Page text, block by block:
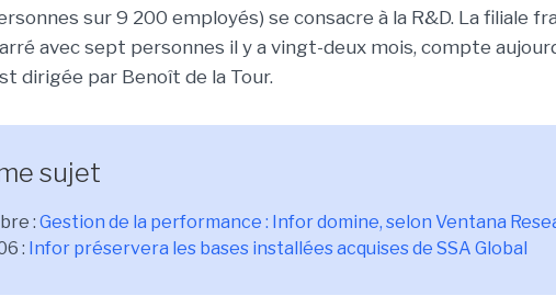
sur 9 200 employés) se consacre à la R&D. La filiale
avec sept personnes il y a vingt-deux mois, compte
dirigée par Benoît de la Tour.
sujet
: Gestion de la performance : Infor domine, selon Ventana
: Infor préservera les bases installées acquises de SSA Global